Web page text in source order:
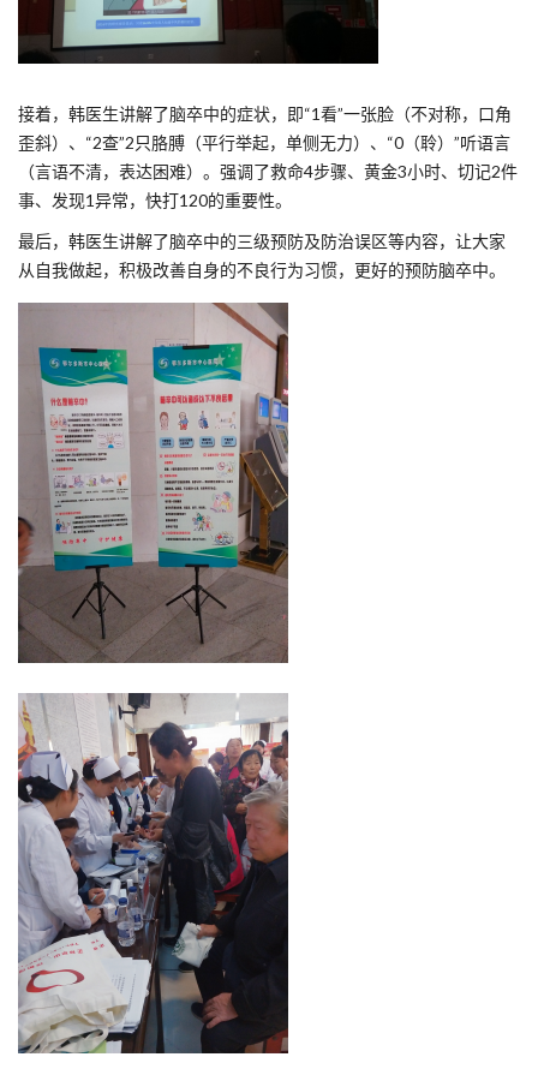
接着，韩医生讲解了脑卒中的症状，即“1看”一张脸（不对称，口角
歪斜）、“2查”2只胳膊（平行举起，单侧无力）、“0（聆）”听语言
（言语不清，表达困难）。强调了救命4步骤、黄金3小时、切记2件
事、发现1异常，快打120的重要性。
最后，韩医生讲解了脑卒中的三级预防及防治误区等内容，让大家
从自我做起，积极改善自身的不良行为习惯，更好的预防脑卒中。